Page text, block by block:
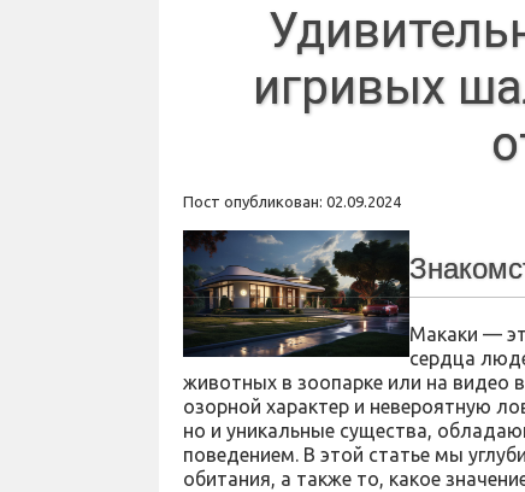
игривых
Пост опубликован: 02.09.2024
Макаки —
сердца
животных в зоопарке или на видео
озорной характер и невероятную
но и уникальные существа,
поведением. В этой статье мы
обитания, а также то, какое